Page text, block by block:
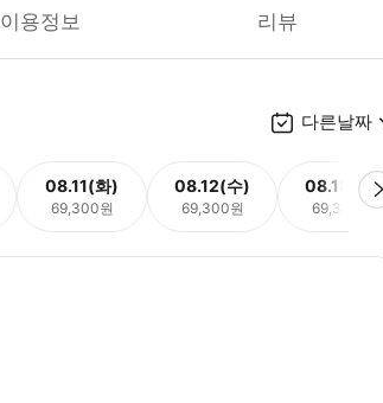
이용정보 리뷰
다른날짜
08.11(화)
69,300원
08.12(수)
69,300원
08.13(목)
69,300원